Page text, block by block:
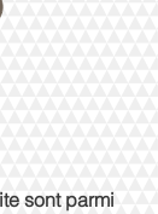
sont parmi